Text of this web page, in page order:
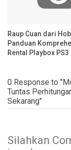
Raup Cuan dari
Panduan
Rental Playbox PS3
0 Response to
Tuntas
Sekarang"
Silahkan